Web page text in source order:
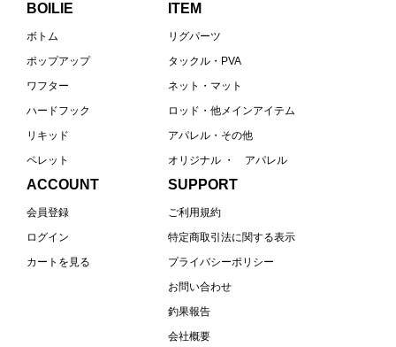
BOILIE
ボトム
ポップアップ
ワフター
ハードフック
リキッド
ペレット
ITEM
リグパーツ
タックル・PVA
ネット・マット
ロッド・他メインアイテム
アパレル・その他
オリジナル ・ アパレル
ACCOUNT
会員登録
ログイン
カートを見る
SUPPORT
ご利用規約
特定商取引法に関する表示
プライバシーポリシー
お問い合わせ
釣果報告
会社概要